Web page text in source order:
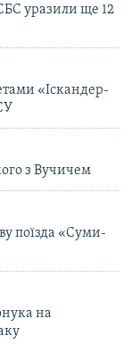
уразили ще 12
«Іскандер-
з Вучичем
поїзда «Суми-
на